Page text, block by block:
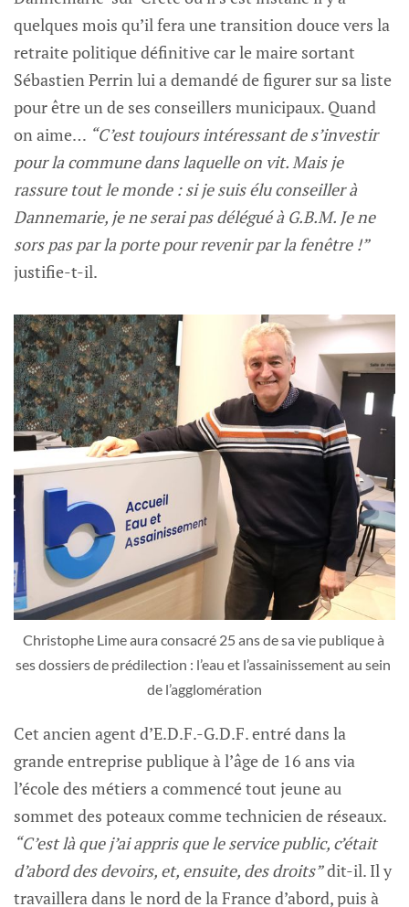
quelques mois qu’il fera une transition douce vers la
retraite politique définitive car le maire sortant
Sébastien Perrin lui a demandé de figurer sur sa liste
pour être un de ses conseillers municipaux. Quand
on aime… “C’est toujours intéressant de s’investir
pour la commune dans laquelle on vit. Mais je
rassure tout le monde : si je suis élu conseiller à
Dannemarie, je ne serai pas délégué à G.B.M. Je ne
sors pas par la porte pour revenir par la fenêtre !”
justifie-t-il.
Christophe Lime aura consacré 25 ans de sa vie publique à
ses dossiers de prédilection : l’eau et l’assainissement au sein
de l’agglomération
Cet ancien agent d’E.D.F.-G.D.F. entré dans la
grande entreprise publique à l’âge de 16 ans via
l’école des métiers a commencé tout jeune au
sommet des poteaux comme technicien de réseaux.
“C’est là que j’ai appris que le service public, c’était
d’abord des devoirs, et, ensuite, des droits”dit-il. Il y
travaillera dans le nord de la France d’abord, puis à